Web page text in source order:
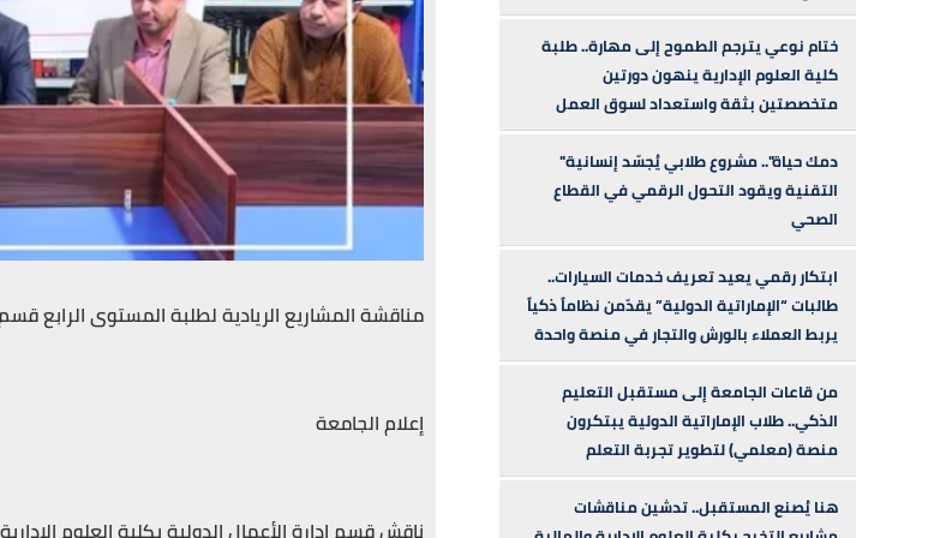
ختام نوعي يترجم الطموح إلى مهارة.. طلبة
كلية العلوم الإدارية ينهون دورتين
متخصصتين بثقة واستعداد لسوق العمل
"دمك حياة".. مشروع طلابي يُجسّد إنسانية
التقنية ويقود التحول الرقمي في القطاع
الصحي
ابتكار رقمي يعيد تعريف خدمات السيارات..
طالبات “الإماراتية الدولية” يقدّمن نظاماً ذكياً
يربط العملاء بالورش والتجار في منصة واحدة
من قاعات الجامعة إلى مستقبل التعليم
الذكي.. طلاب الإماراتية الدولية يبتكرون
منصة (معلمي) لتطوير تجربة التعلم
هنا يُصنع المستقبل.. تدشين مناقشات
مناقشة المشاريع الريادية لطلبة المستوى الرابع قسم
إعلام الجامعة